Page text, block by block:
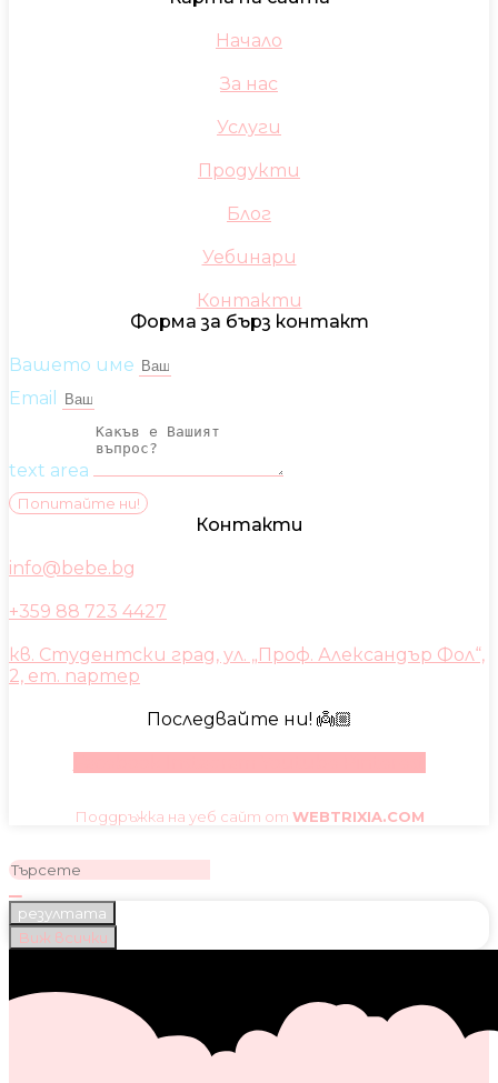
Начало
За нас
Услуги
Продукти
Блог
Уебинари
Контакти
Форма за бърз контакт
Вашето име
Email
text area
Попитайте ни!
Контакти
info@bebe.bg
+359 88 723 4427
кв. Студентски град, ул. „Проф. Александър Фол“,
2, ет. партер
Последвайте ни! 👼🏼
Поддръжка на уеб сайт от WEBTRIXIA.COM
резултата
Виж всички